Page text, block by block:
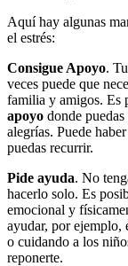
Aquí hay algunas
el estrés:
Consigue Apoyo.
veces puede que
familia y amigos. Es
apoyo donde
alegrías. Puede
puedas recurrir.
Pide ayuda. No
hacerlo solo. Es
emocional y
ayudar, por ejemplo,
o cuidando a los
reponerte.